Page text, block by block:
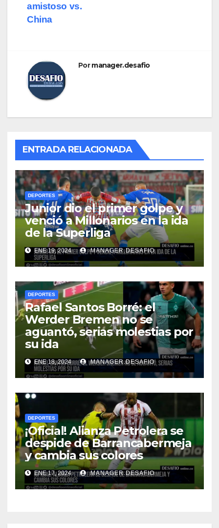
amistoso vs.
China
Pormanager.desafio
ENTRADA RELACIONADA
DEPORTES
Junior dio el primer golpe y
venció a Millonarios en la ida
de la Superliga
ENE 19, 2024 MANAGER.DESAFIO
DEPORTES
Rafael Santos Borré: el
Werder Bremen no se
aguantó, serias molestias por
su ida
ENE 18, 2024 MANAGER.DESAFIO
DEPORTES
¡Oficial! Alianza Petrolera se
despide de Barrancabermeja
y cambia sus colores
ENE 17, 2024 MANAGER.DESAFIO